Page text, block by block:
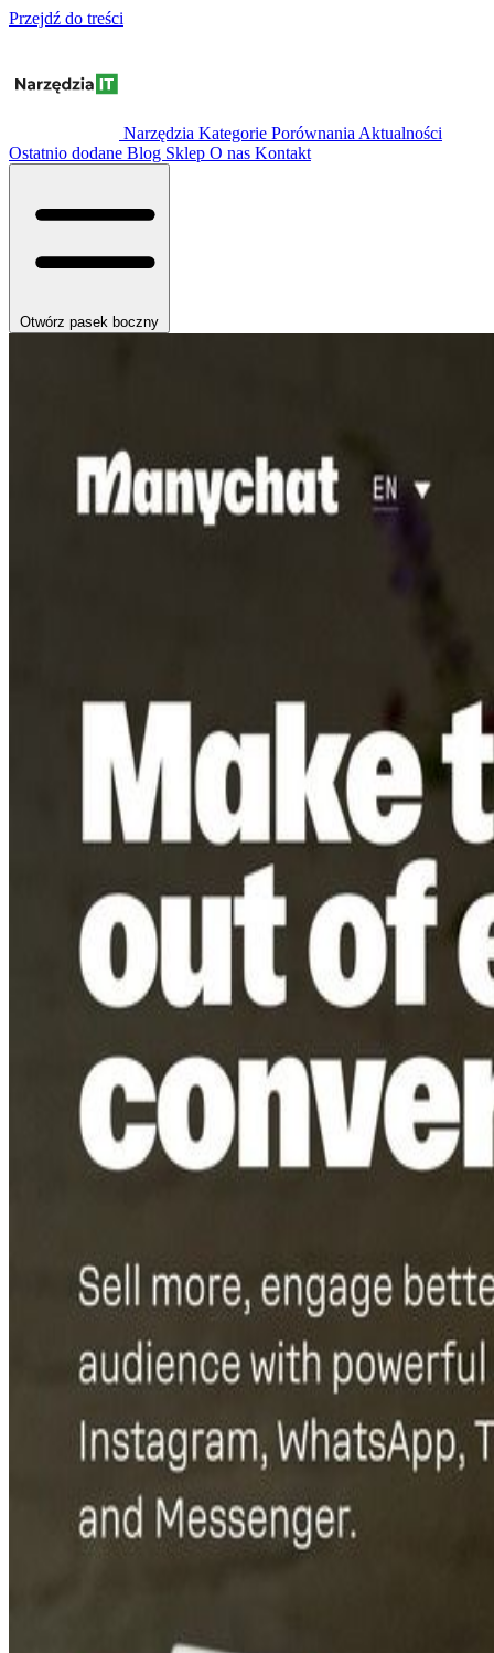
Przejdź do treści
Narzędzia Kategorie Porównania Aktualności
Ostatnio dodane Blog Sklep O nas Kontakt
Otwórz pasek boczny